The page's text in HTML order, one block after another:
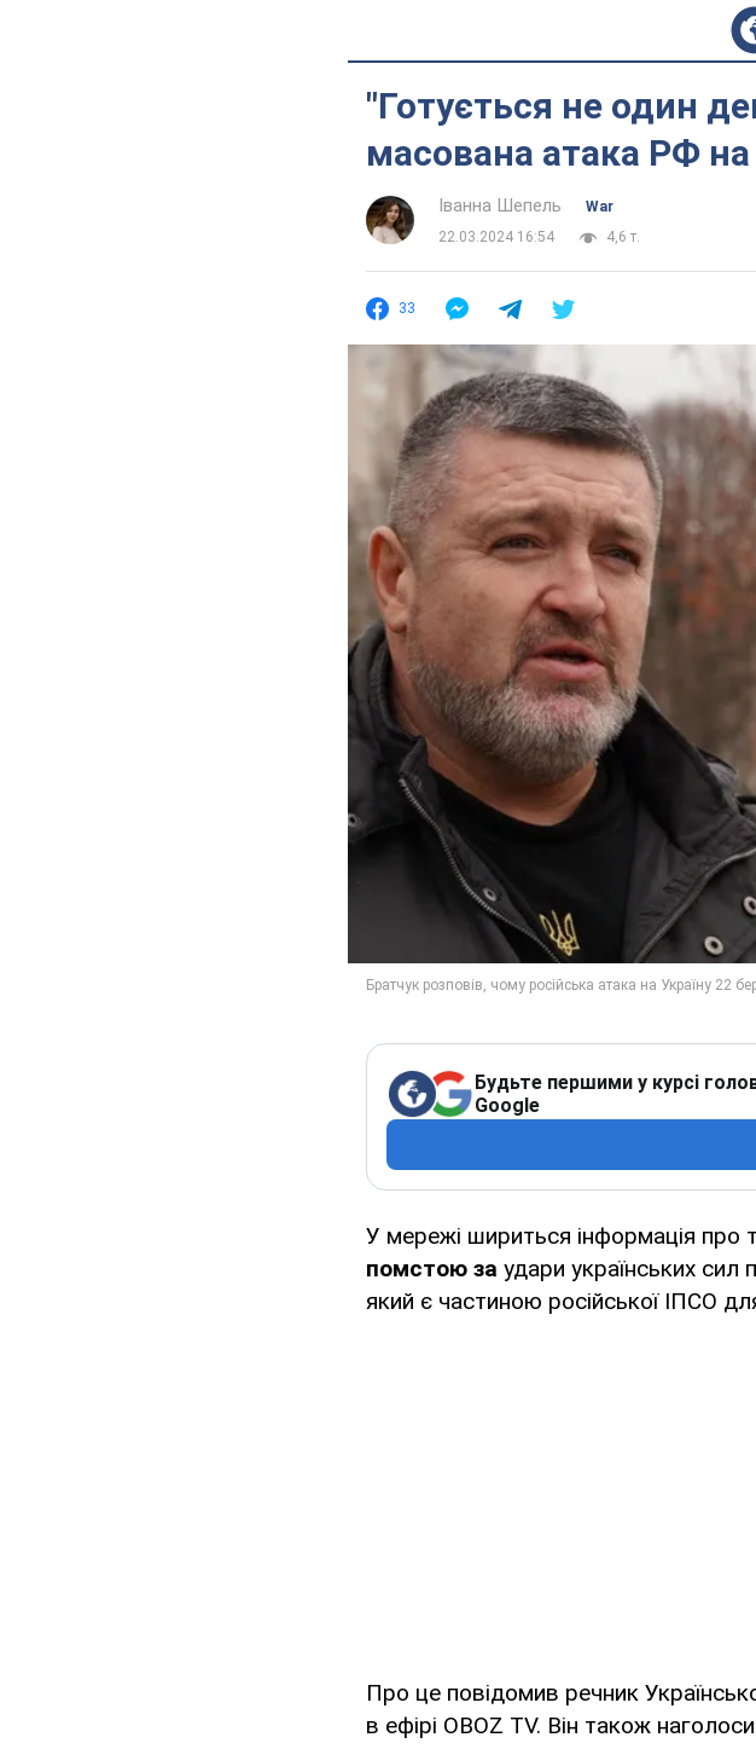
"Готується не один
масована атака РФ
Іванна Шепель
War
22.03.2024 16:54
4,6 т.
33
Будьте першими у курсі
Google
У мережі шириться інформація про
помстою за удари українських сил
який є частиною російської ІПСО
Про це повідомив речник
в ефірі OBOZ TV. Він також